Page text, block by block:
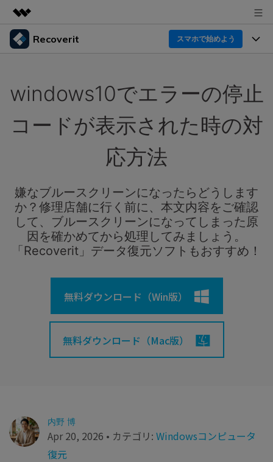
製品
概要
企業情報
プラン＆価格
Recoverit スマホで始めよう
Recoverit for Windows
Windowsデータ復元ならRecoverit！確実な復元技術と
スマホで始めよう
Recoverit for Mac
AI
Macの大切なデータを制限なく完全復元
消えたデータ/ 誤削除したデータも完全無料で復元
関連製品（データ修復/ バックアップ）
Repairit - データ修復
機能一覧
ドライブから復元
削除されたメディアを復元
独自の復元ソリューション 新着
ドキュメントを復元
データ損失のシナリオ
すべての機能を確認
データ復元事例
外付けデバイス復元
パソコン復元
その他の復元
詳しくは
データ復元の専門家
カスタマーストーリー
人気内容
Recoveritをよりよく活用
操作ガイド
ログイン
search
スマホで始めよう
windows10でエラーの停止
コードが表示された時の対
応方法
嫌なブルースクリーンになったらどうします
か？修理店舗に行く前に、本文内容をご確認
して、ブルースクリーンになってしまった原
因を確かめてから処理してみましょう。
「Recoverit」データ復元ソフトもおすすめ！
無料ダウンロード（Win版）
無料ダウンロード（Mac版）
内野 博
Apr 20, 2026 • カテゴリ: Windowsコンピュータ
復元